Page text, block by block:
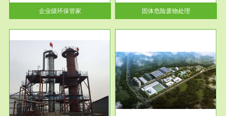
企业级环保管家
活动中...
固体危险废物处理
服务范围
市政固废处理
蔚蓝生态环境科技所从事的市政